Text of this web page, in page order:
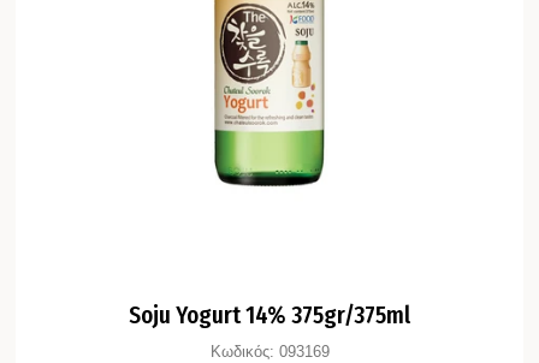
Soju Yogurt 14% 375gr/375ml
Κωδικός: 093169